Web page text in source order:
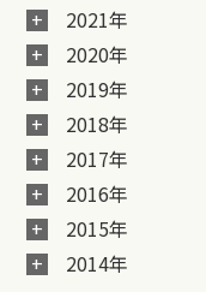
2021年
2020年
2019年
2018年
2017年
2016年
2015年
2014年